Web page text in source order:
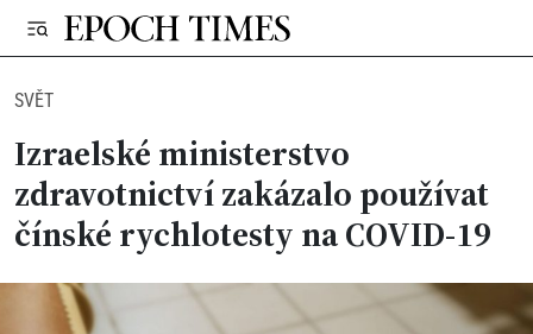
SVĚT
Izraelské ministerstvo
zdravotnictví zakázalo používat
čínské rychlotesty na COVID-19